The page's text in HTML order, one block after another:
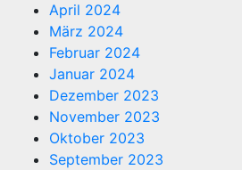
April 2024
März 2024
Februar 2024
Januar 2024
Dezember 2023
November 2023
Oktober 2023
September 2023